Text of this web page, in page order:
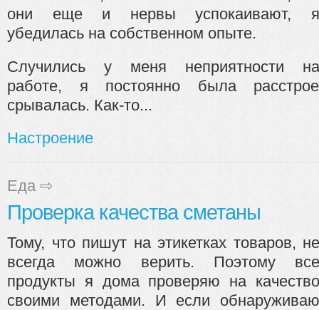
они еще и нервы успокаивают, я
убедилась на собственном опыте.
Случились у меня неприятности на
работе, я постоянно была
срывалась. Как-то...
Настроение
Еда ⇨
Проверка качества сметаны
Тому, что пишут на этикетках товаров, не
всегда можно верить. Поэтому все
продукты я дома проверяю на качество
своими методами. И если обнаруживаю